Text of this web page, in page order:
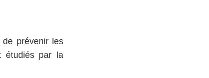
prévenir les
étudiés par la